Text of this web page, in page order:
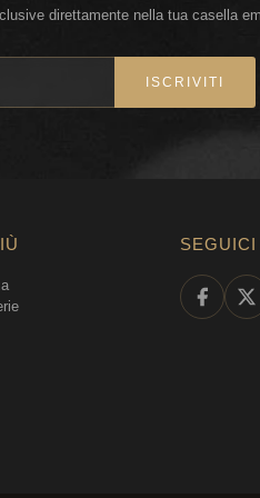
direttamente nella tua casella
ISCRIVITI
SEGUICI